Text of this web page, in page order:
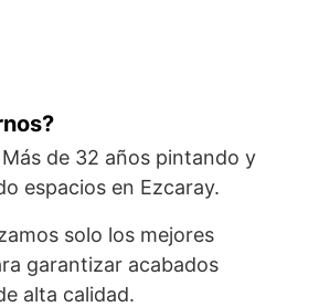
Más de 32 años pintando y
espacios en Ezcaray.
solo los mejores
garantizar acabados
alta calidad.